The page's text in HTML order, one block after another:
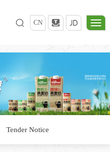
CN
Tender Notice